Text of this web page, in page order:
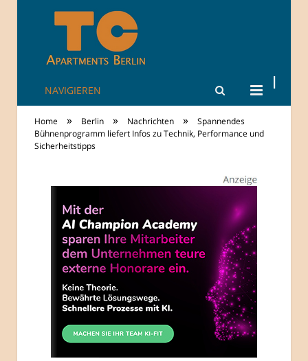
TheCity: Living
Apartments in
NAVIGIEREN
Home » Berlin » Nachrichten »
Spannendes
Bühnenprogramm liefert Infos zu Technik, Performance und
Sicherheitstipps